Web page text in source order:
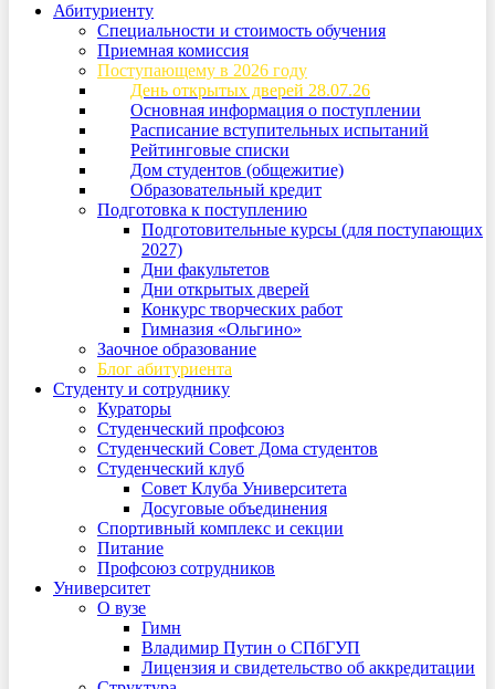
Абитуриенту
Специальности и стоимость обучения
Приемная комиссия
Поступающему в 2026 году
День открытых дверей 28.07.26
Основная информация о поступлении
Расписание вступительных испытаний
Рейтинговые списки
Дом студентов (общежитие)
Образовательный кредит
Подготовка к поступлению
Подготовительные курсы (для поступающих
2027)
Дни факультетов
Дни открытых дверей
Конкурс творческих работ
Гимназия «Ольгино»
Заочное образование
Блог абитуриента
Студенту и сотруднику
Кураторы
Студенческий профсоюз
Студенческий Совет Дома студентов
Студенческий клуб
Совет Клуба Университета
Досуговые объединения
Спортивный комплекс и секции
Питание
Профсоюз сотрудников
Университет
О вузе
Гимн
Владимир Путин о СПбГУП
Лицензия и свидетельство об аккредитации